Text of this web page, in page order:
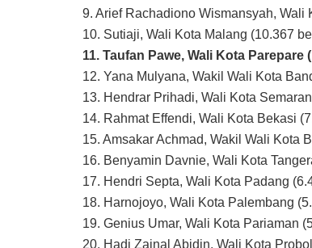
9. Arief Rachadiono Wismansyah, Wali
10. Sutiaji, Wali Kota Malang (10.367
11. Taufan Pawe, Wali Kota Parepare
12. Yana Mulyana, Wakil Wali Kota
13. Hendrar Prihadi, Wali Kota
14. Rahmat Effendi, Wali Kota Bekasi
15. Amsakar Achmad, Wakil Wali Kota
16. Benyamin Davnie, Wali Kota
17. Hendri Septa, Wali Kota Padang
18. Harnojoyo, Wali Kota Palembang
19. Genius Umar, Wali Kota Pariaman
20. Hadi Zainal Abidin, Wali Kota